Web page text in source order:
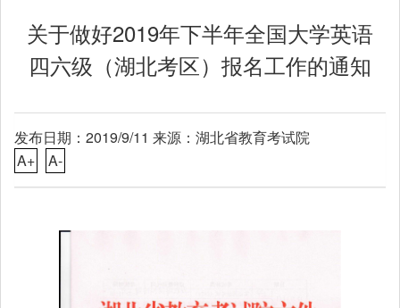
关于做好2019年下半年全国大学英语
四六级（湖北考区）报名工作的通知
发布日期：2019/9/11 来源：湖北省教育考试院
A+
A-